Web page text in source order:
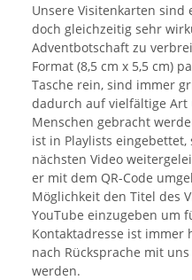
Unsere Visitenkarten
doch gleichzeitig sehr
Adventbotschaft zu
Format (8,5 cm x 5,5 cm)
Tasche rein, sind immer
dadurch auf vielfältige Art
Menschen gebracht
ist in Playlists
nächsten Video
er mit dem QR-Code
Möglichkeit den Titel des
YouTube einzugeben um
Kontaktadresse ist immer
nach Rücksprache mit
werden.